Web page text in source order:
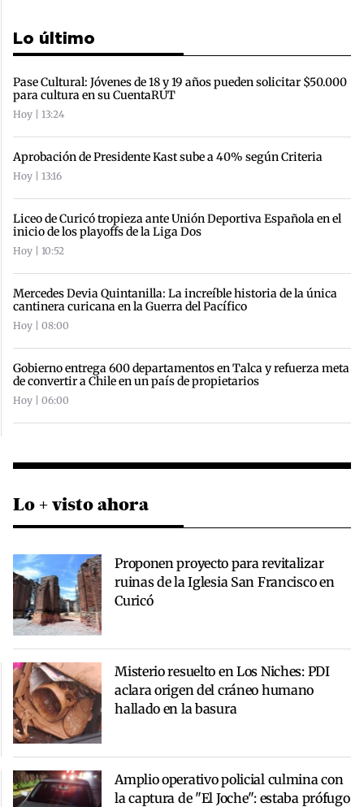
Lo último
Pase Cultural: Jóvenes de 18 y 19 años pueden solicitar $50.000
para cultura en su CuentaRUT
Hoy | 13:24
Aprobación de Presidente Kast sube a 40% según Criteria
Hoy | 13:16
Liceo de Curicó tropieza ante Unión Deportiva Española en el
inicio de los playoffs de la Liga Dos
Hoy | 10:52
Mercedes Devia Quintanilla: La increíble historia de la única
cantinera curicana en la Guerra del Pacífico
Hoy | 08:00
Gobierno entrega 600 departamentos en Talca y refuerza meta
de convertir a Chile en un país de propietarios
Hoy | 06:00
Lo + visto ahora
Proponen proyecto para revitalizar
ruinas de la Iglesia San Francisco en
Curicó
Misterio resuelto en Los Niches: PDI
aclara origen del cráneo humano
hallado en la basura
Amplio operativo policial culmina con
la captura de "El Joche": estaba prófugo